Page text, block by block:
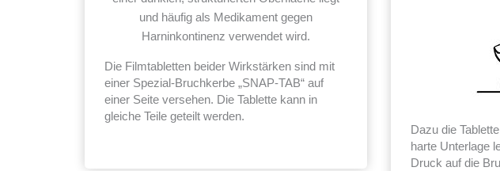
Die Filmtabletten beider Wirkstärken sind mit
einer Spezial-Bruchkerbe „SNAP-TAB“ auf
einer Seite versehen. Die Tablette kann in
gleiche Teile geteilt werden.
Dazu die
harte Unterlage
Druck auf die